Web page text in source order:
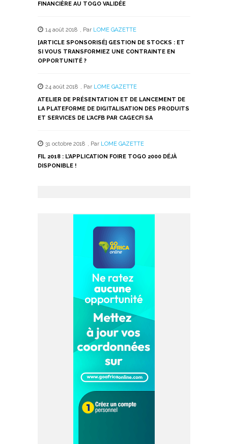
FINANCIÈRE AU TOGO VALIDÉE
14 août 2018 , Par LOME GAZETTE
[ARTICLE SPONSORISÉ] GESTION DE STOCKS : ET
SI VOUS TRANSFORMIEZ UNE CONTRAINTE EN
OPPORTUNITÉ ?
24 août 2018 , Par LOME GAZETTE
ATELIER DE PRÉSENTATION ET DE LANCEMENT DE
LA PLATEFORME DE DIGITALISATION DES PRODUITS
ET SERVICES DE L’ACFB PAR CAGECFI SA
31 octobre 2018 , Par LOME GAZETTE
FIL 2018 : L’APPLICATION FOIRE TOGO 2000 DÉJÀ
DISPONIBLE !